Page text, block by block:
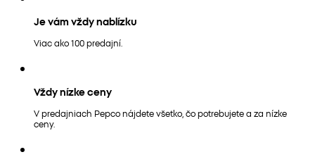
Je vám vždy nablízku
Viac ako 100 predajní.
Vždy nízke ceny
V predajniach Pepco nájdete všetko, čo potrebujete a za nízke
ceny.